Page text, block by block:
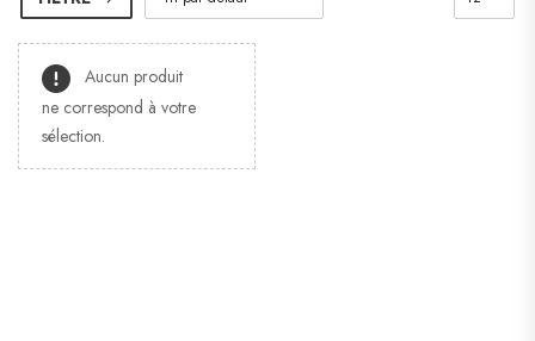
Aucun produit
ne correspond à votre
sélection.